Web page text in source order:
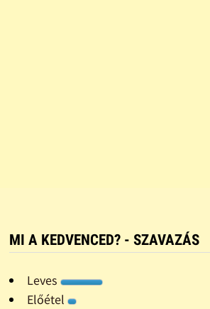
MI A KEDVENCED? - SZAVAZÁS
Leves
Előétel